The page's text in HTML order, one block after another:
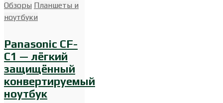
Обзоры Планшеты и
ноутбуки
Panasonic CF-
C1 — лёгкий
защищённый
конвертируемый
ноутбук